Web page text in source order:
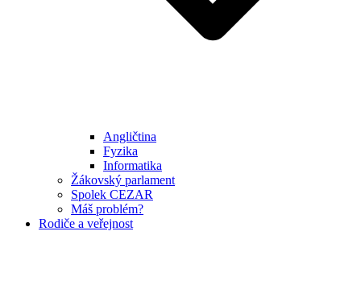
Angličtina
Fyzika
Informatika
Žákovský parlament
Spolek CEZAR
Máš problém?
Rodiče a veřejnost